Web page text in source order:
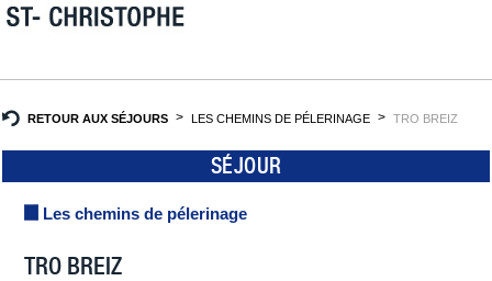
RETOUR AUX SÉJOURS LES CHEMINS DE PÉLERINAGE TRO BREIZ
SÉJOUR
Les chemins de pélerinage
TRO BREIZ